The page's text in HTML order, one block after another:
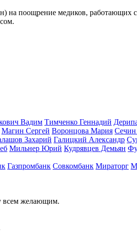
на поощрение медиков,
Вадим Тимченко Геннадий
Магин Сергей Воронцова Мария
Захарий Галицкий Александр
Мильнер Юрий Кудрявцев Демьян
Газпромбанк Совкомбанк Мираторг
всем желающим.